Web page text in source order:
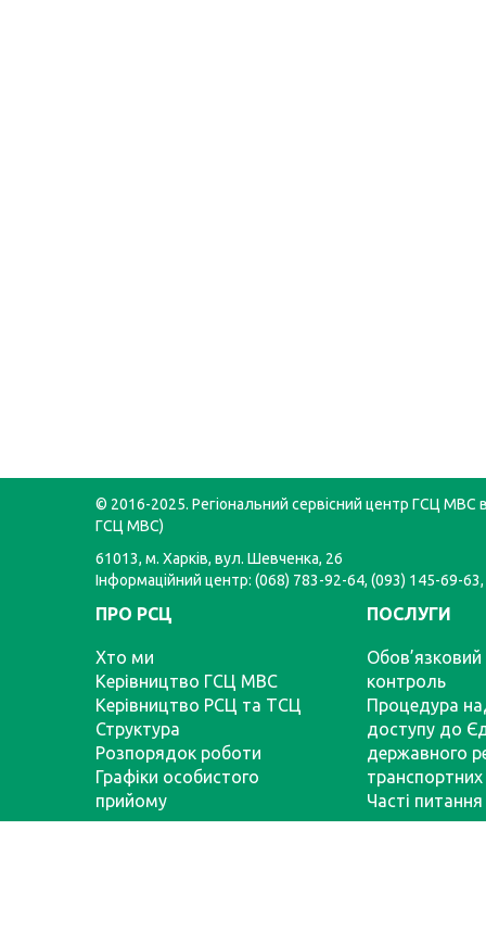
© 2016-2025. Регіональний сервісний центр ГСЦ МВС в
ГСЦ МВС)
61013, м. Харків, вул. Шевченка, 26
Інформаційний центр: (068) 783-92-64, (093) 145-69-
ПРО РСЦ
Хто ми
Керівництво ГСЦ МВС
Керівництво РСЦ та ТСЦ
Структура
Розпорядок роботи
Графіки особистого
прийому
ПОСЛУГИ
Обов’язковий
контроль
Процедура
доступу до
державного
транспортних
Часті питання